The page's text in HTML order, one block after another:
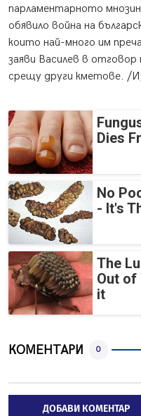
парламентарното
обявило война на
които най-много им
заяви Василев в
срещу други кметове. /
Dies
No
- It's
The
Out of
it
КОМЕНТАРИ 0
ДОБАВИ КОМЕНТАР